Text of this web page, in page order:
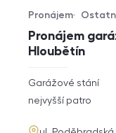
Pronájem
Hloubětín
Typ nabídky
Pronájem
Typ nemovitosti
rozměry
dispozice
Garážové stání
funkce
nejvyšší patro